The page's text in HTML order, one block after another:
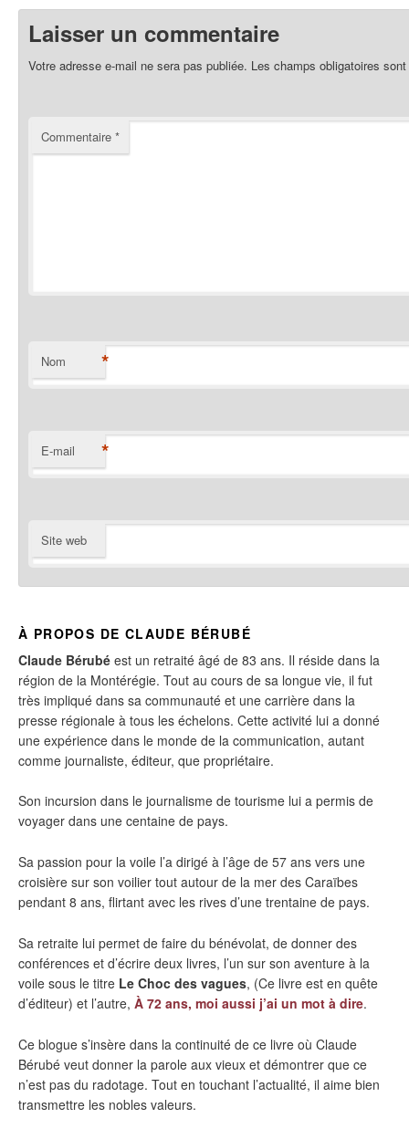
Laisser un commentaire
Votre adresse e-mail ne sera pas publiée. Les champs obligatoires
Commentaire *
Nom *
E-mail *
Site web
À PROPOS DE CLAUDE BÉRUBÉ
Claude Bérubé est un retraité âgé de 83 ans. Il réside dans la
région de la Montérégie. Tout au cours de sa longue vie, il fut
très impliqué dans sa communauté et une carrière dans la
presse régionale à tous les échelons. Cette activité lui a donné
une expérience dans le monde de la communication, autant
comme journaliste, éditeur, que propriétaire.
Son incursion dans le journalisme de tourisme lui a permis de
voyager dans une centaine de pays.
Sa passion pour la voile l’a dirigé à l’âge de 57 ans vers une
croisière sur son voilier tout autour de la mer des Caraïbes
pendant 8 ans, flirtant avec les rives d’une trentaine de pays.
Sa retraite lui permet de faire du bénévolat, de donner des
conférences et d’écrire deux livres, l’un sur son aventure à la
voile sous le titre Le Choc des vagues, (Ce livre est en quête
d’éditeur) et l’autre, À 72 ans, moi aussi j’ai un mot à dire.
Ce blogue s’insère dans la continuité de ce livre où Claude
Bérubé veut donner la parole aux vieux et démontrer que ce
n’est pas du radotage. Tout en touchant l’actualité, il aime bien
transmettre les nobles valeurs.